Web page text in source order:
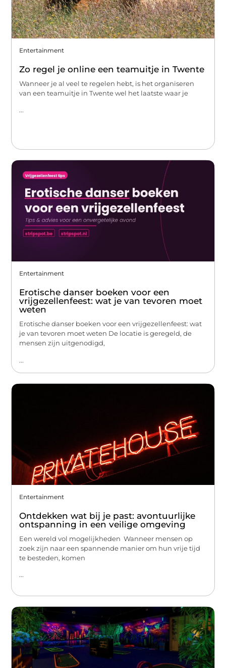
Entertainment
Zo regel je online een teamuitje in Twente
Wanneer je al veel te regelen hebt, is het organiseren
van een teamuitje in Twente wel het laatste waar je
...
Entertainment
Erotische danser boeken voor een
vrijgezellenfeest: wat je van tevoren moet
weten
Erotische danser boeken voor een vrijgezellenfeest: wat
je van tevoren moet weten De locatie is geregeld, de
mensen zijn uitgenodigd,
...
Entertainment
Ontdekken wat bij je past: avontuurlijke
ontspanning in een veilige omgeving
Een wereld vol mogelijkheden Wanneer mensen op
zoek zijn naar een spannende manier om hun vrije tijd
te besteden, komen
...